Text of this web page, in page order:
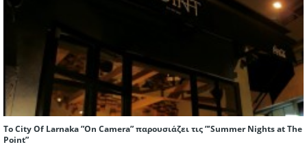
To City Of Larnaka ”On Camera” παρουσιάζει τις ”’Summer Nights at The
Point”